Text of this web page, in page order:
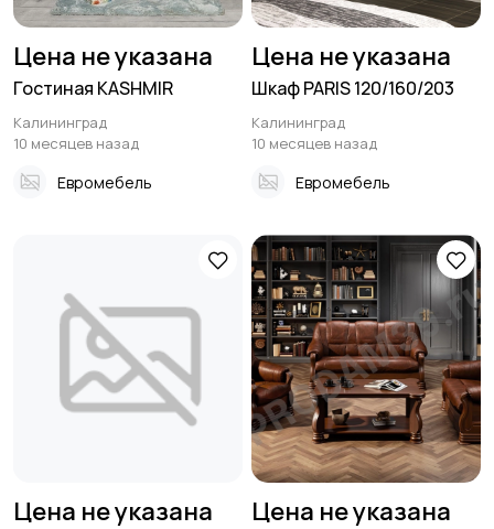
Цена не указана
Гостиная KASHMIR
Калининград
10 месяцев назад
Евромебель
Цена не указана
Шкаф PARIS 120/160/203
Калининград
10 месяцев назад
Евромебель
Цена не указана Цена не указана